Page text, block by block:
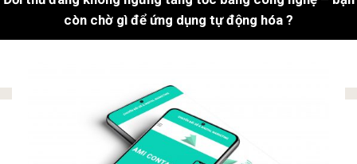
còn chờ gì để ứng dụng tự động hóa ?